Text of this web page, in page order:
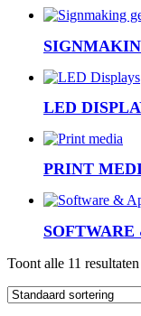
LED
PRINT
Toont alle 11 resultaten